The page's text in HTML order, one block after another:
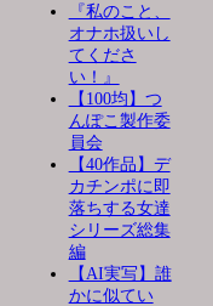
『私のこと、
オナホ扱いし
てくださ
い！』
【100均】つ
んぽこ製作委
員会
【40作品】デ
カチンポに即
落ちする女達
シリーズ総集
編
【AI実写】誰
かに似てい